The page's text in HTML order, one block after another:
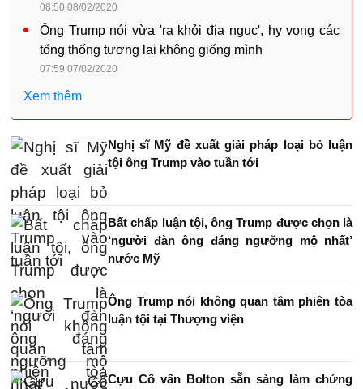
08:50 08/02/2020
Ông Trump nói vừa 'ra khỏi địa ngục', hy vọng các
tổng thống tương lai không giống mình
07:59 07/02/2020
Xem thêm
Nghị sĩ Mỹ đề xuất giải pháp loại bỏ luận
tội ông Trump vào tuần tới
Bất chấp luận tội, ông Trump được chọn là
‘người đàn ông đáng ngưỡng mộ nhất’
nước Mỹ
Ông Trump nói không quan tâm phiên tòa
luận tội tại Thượng viện
Cựu Cố vấn Bolton sẵn sàng làm chứng